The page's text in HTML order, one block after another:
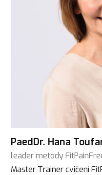
PaedDr. Hana
leader metody
Master Trainer cvičení